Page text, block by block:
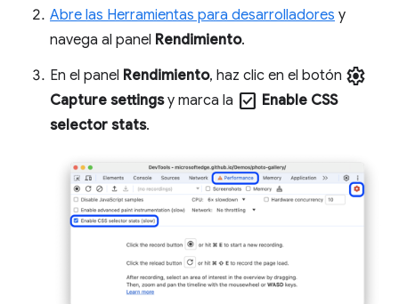
Abre las Herramientas para desarrolladores y
navega al panel Rendimiento.
En el panel Rendimiento, haz clic en el botón settings
Capture settingsy marca la check_box Enable CSS
selector stats.